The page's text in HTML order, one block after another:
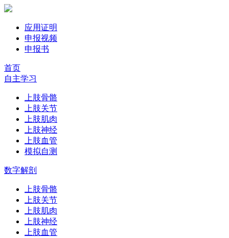
应用证明
申报视频
申报书
首页
自主学习
上肢骨骼
上肢关节
上肢肌肉
上肢神经
上肢血管
模拟自测
数字解剖
上肢骨骼
上肢关节
上肢肌肉
上肢神经
上肢血管